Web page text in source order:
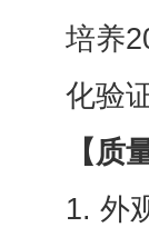
培养
化验
【质
1. 外